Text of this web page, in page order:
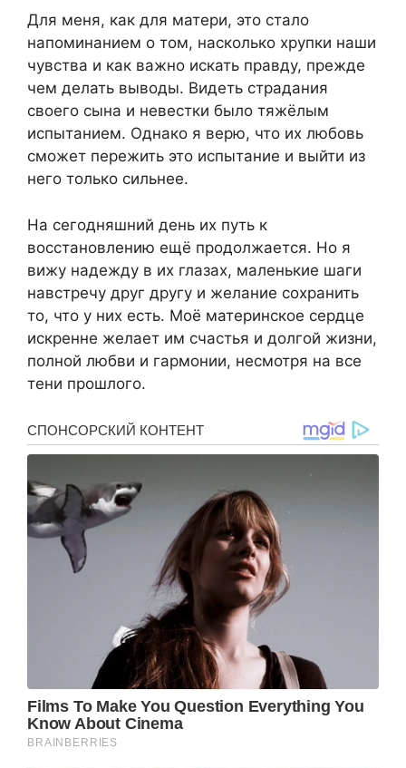
Для меня, как для матери, это стало
напоминанием о том, насколько хрупки наши
чувства и как важно искать правду, прежде
чем делать выводы. Видеть страдания
своего сына и невестки было тяжёлым
испытанием. Однако я верю, что их любовь
сможет пережить это испытание и выйти из
него только сильнее.
На сегодняшний день их путь к
восстановлению ещё продолжается. Но я
вижу надежду в их глазах, маленькие шаги
навстречу друг другу и желание сохранить
то, что у них есть. Моё материнское сердце
искренне желает им счастья и долгой жизни,
полной любви и гармонии, несмотря на все
тени прошлого.